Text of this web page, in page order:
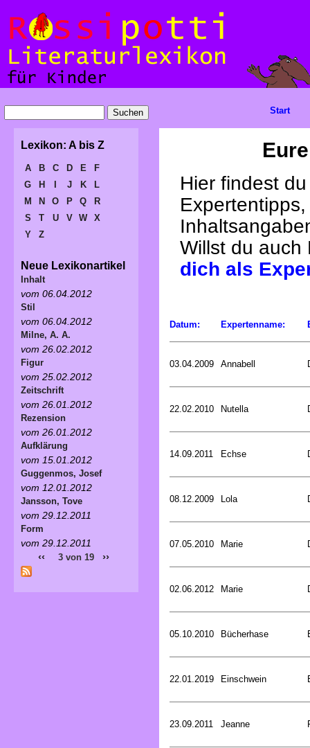
Hier findest
Willst du
dich als
Datum: Expertenname:
03.04.2009 Annabell
22.02.2010 Nutella
14.09.2011 Echse
08.12.2009 Lola
07.05.2010 Marie
02.06.2012 Marie
05.10.2010 Bücherhase
22.01.2019 Einschwein
23.09.2011 Jeanne
Start
Lexikon: A bis Z
A B C D E
F
G
H J K
L
M
N O P Q
R
S
T U V W
X
Y
Z
Neue Lexikonartikel
Inhalt
vom 06.04.2012
Stil
vom 06.04.2012
Milne, A. A.
vom 26.02.2012
Figur
vom 25.02.2012
Zeitschrift
vom 26.01.2012
Rezension
vom 26.01.2012
Aufklärung
vom 15.01.2012
Guggenmos, Josef
vom 12.01.2012
Jansson, Tove
vom 29.12.2011
Form
vom 29.12.2011
‹‹ 3 von 19 ››